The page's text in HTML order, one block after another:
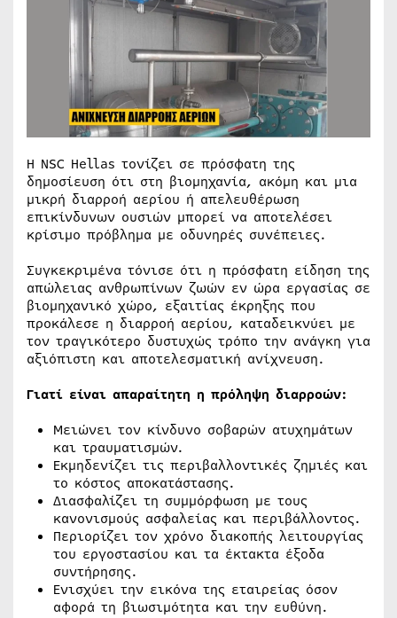
Η NSC Hellas τονίζει σε πρόσφατη της
δημοσίευση ότι στη βιομηχανία, ακόμη και μια
μικρή διαρροή αερίου ή απελευθέρωση
επικίνδυνων ουσιών μπορεί να αποτελέσει
κρίσιμο πρόβλημα με οδυνηρές συνέπειες.
Συγκεκριμένα τόνισε ότι η πρόσφατη είδηση της
απώλειας ανθρωπίνων ζωών εν ώρα εργασίας σε
βιομηχανικό χώρο, εξαιτίας έκρηξης που
προκάλεσε η διαρροή αερίου, καταδεικνύει με
τον τραγικότερο δυστυχώς τρόπο την ανάγκη για
αξιόπιστη και αποτελεσματική ανίχνευση.
Γιατί είναι απαραίτητη η πρόληψη διαρροών:
Μειώνει τον κίνδυνο σοβαρών ατυχημάτων
και τραυματισμών.
Εκμηδενίζει τις περιβαλλοντικές ζημιές και
το κόστος αποκατάστασης.
Διασφαλίζει τη συμμόρφωση με τους
κανονισμούς ασφαλείας και περιβάλλοντος.
Περιορίζει τον χρόνο διακοπής λειτουργίας
του εργοστασίου και τα έκτακτα έξοδα
συντήρησης.
Ενισχύει την εικόνα της εταιρείας όσον
αφορά τη βιωσιμότητα και την ευθύνη.